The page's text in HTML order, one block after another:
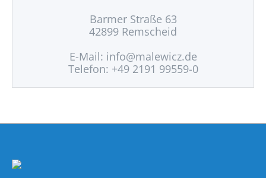
Barmer Straße 63
42899 Remscheid
E-Mail: info@malewicz.de
Telefon: +49 2191 99559-0